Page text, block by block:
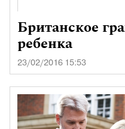
Британское
ребенка
23/02/2016 15:53